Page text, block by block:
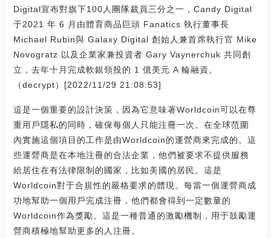
Digital宣布對旗下100人團隊裁員三分之一，Candy Digital
于2021 年 6 月由體育商品巨頭 Fanatics 執行董事長
Michael Rubin與 Galaxy Digital 創始人兼首席執行官 Mike
Novogratz 以及企業家兼投資者 Gary Vaynerchuk 共同創
立，去年十月完成軟銀領投的 1 億美元 A 輪融資。
（decrypt）[2022/11/29 21:08:53]
這是一個重要的設計決策，因為它意味著Worldcoin可以在尊
重用戶隱私的同時，確保每個人只能注冊一次。在全球范圍
內實施這個項目的工作是由Worldcoin的運營商來完成的。這
些運營商是在本地注冊的合法企業，他們被要求不提供服務
給居住在有法律限制的國家，比如美國的居民。這是
Worldcoin對于合規性的嚴格要求的體現。每當一個運營商成
功地幫助一個用戶完成注冊，他們都會得到一定數量的
Worldcoin作為獎勵。這是一種普通的激勵機制，用于鼓勵運
營商積極地幫助更多的人注冊。